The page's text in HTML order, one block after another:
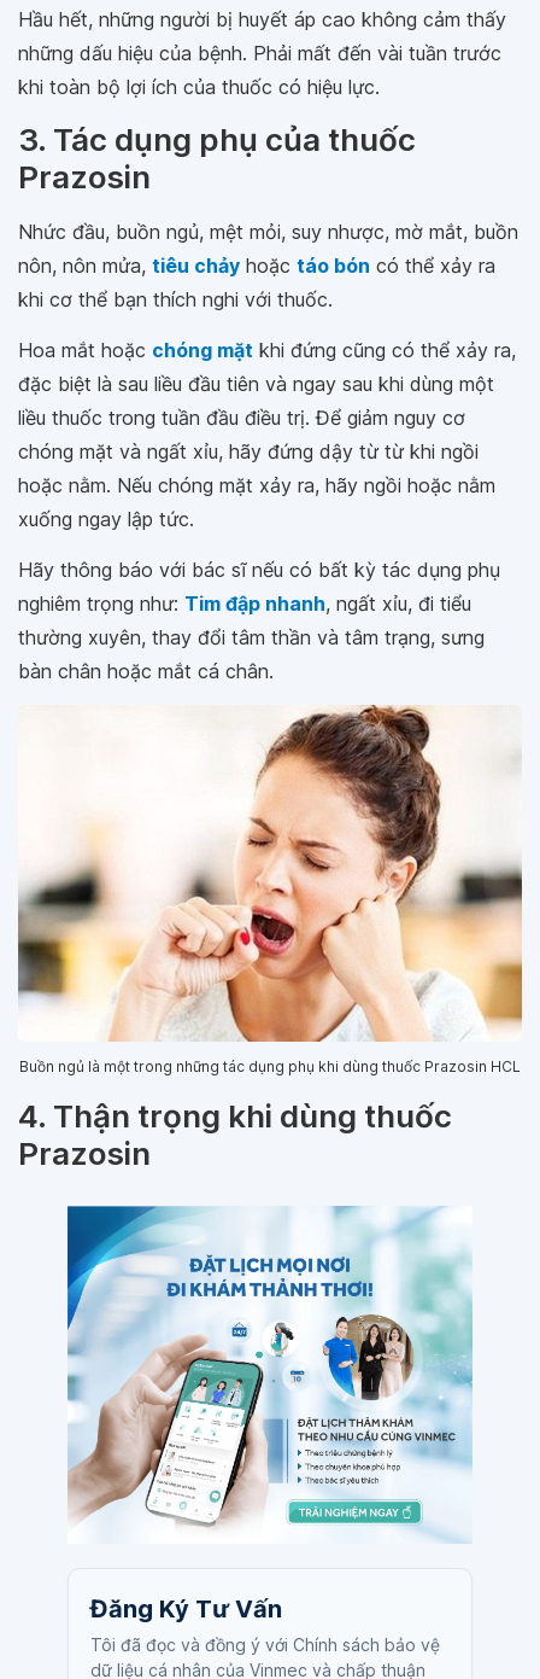
Hầu hết, những người bị huyết áp cao không cảm thấy
những dấu hiệu của bệnh. Phải mất đến vài tuần trước
khi toàn bộ lợi ích của thuốc có hiệu lực.
3. Tác dụng phụ của thuốc
Prazosin
Nhức đầu, buồn ngủ, mệt mỏi, suy nhược, mờ mắt, buồn
nôn, nôn mửa, tiêu chảy hoặc táo bón có thể xảy ra
khi cơ thể bạn thích nghi với thuốc.
Hoa mắt hoặc chóng mặt khi đứng cũng có thể xảy ra,
đặc biệt là sau liều đầu tiên và ngay sau khi dùng một
liều thuốc trong tuần đầu điều trị. Để giảm nguy cơ
chóng mặt và ngất xỉu, hãy đứng dậy từ từ khi ngồi
hoặc nằm. Nếu chóng mặt xảy ra, hãy ngồi hoặc nằm
xuống ngay lập tức.
Hãy thông báo với bác sĩ nếu có bất kỳ tác dụng phụ
nghiêm trọng như: Tim đập nhanh, ngất xỉu, đi tiểu
thường xuyên, thay đổi tâm thần và tâm trạng, sưng
bàn chân hoặc mắt cá chân.
Buồn ngủ là một trong những tác dụng phụ khi dùng thuốc Prazosin HCL
4. Thận trọng khi dùng thuốc
Prazosin
Đăng Ký Tư Vấn
Tôi đã đọc và đồng ý với Chính sách bảo vệ
dữ liệu cá nhân của Vinmec và chấp thuận